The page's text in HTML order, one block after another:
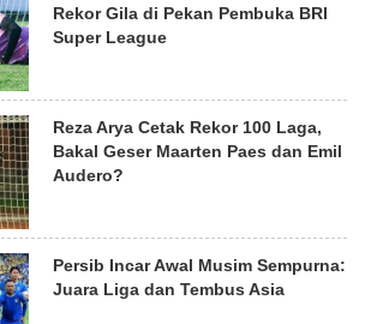
Rekor Gila di Pekan Pembuka BRI
Super League
Reza Arya Cetak Rekor 100 Laga,
Bakal Geser Maarten Paes dan Emil
Audero?
Persib Incar Awal Musim Sempurna:
Juara Liga dan Tembus Asia